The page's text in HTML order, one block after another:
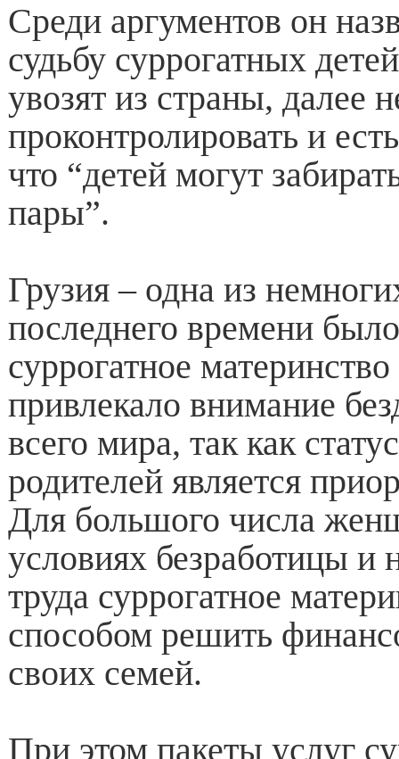
Среди аргументов он
судьбу суррогатных
увозят из страны, далее
проконтролировать и
что “детей могут
пары”.
Грузия – одна из
последнего времени
суррогатное материнство
привлекало внимание
всего мира, так как
родителей является
Для большого числа
условиях безработицы и
труда суррогатное
способом решить
своих семей.
При этом пакеты услуг